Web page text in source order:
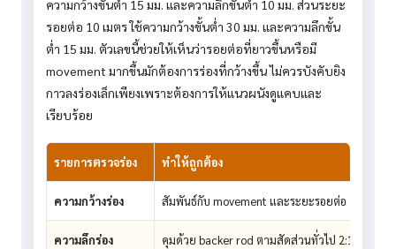
ความกว้างขั้นต่ำ 15 มม. และความลึกขั้นต่ำ 10 มม. ส่วนระยะ
รอยต่อ 10 เมตร ใช้ความกว้างขั้นต่ำ 30 มม. และความลึกขั้น
ต่ำ 15 มม. ตัวเลขนี้ช่วยให้เห็นว่ารอยต่อที่ยาวขึ้นหรือมี
movement มากขึ้นมักต้องการร่องที่กว้างขึ้น ไม่ควรบังคับยิง
กาวลงร่องเล็กเพียงเพราะต้องการให้แนวผนังดูแคบและ
เรียบร้อย
รายการตรวจร่อง ทำให้ถูกต้อง
ความกว้างร่อง สัมพันธ์กับ movement และระยะรอยต่อ
ความลึกร่อง คุมด้วย backer rod ตามสัดส่วนทั่วไป 2:1